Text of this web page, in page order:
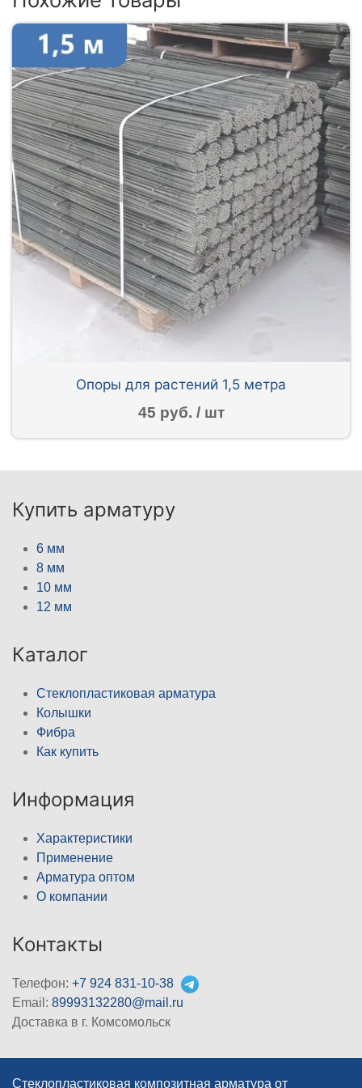
Опоры для растений 1,5 метра
45 руб. / шт
Купить арматуру
6 мм
8 мм
10 мм
12 мм
Каталог
Стеклопластиковая арматура
Колышки
Фибра
Как купить
Информация
Характеристики
Применение
Арматура оптом
О компании
Контакты
Телефон: +7 924 831-10-38
Email: 89993132280@mail.ru
Доставка в г. Комсомольск
Стеклопластиковая композитная арматура от